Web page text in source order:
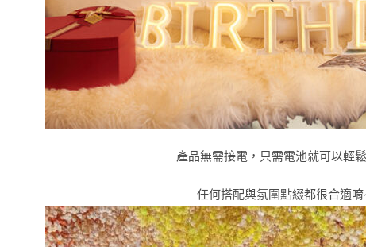
產品無需接電，只需電池就可以輕
任何搭配與氛圍點綴都很合適唷